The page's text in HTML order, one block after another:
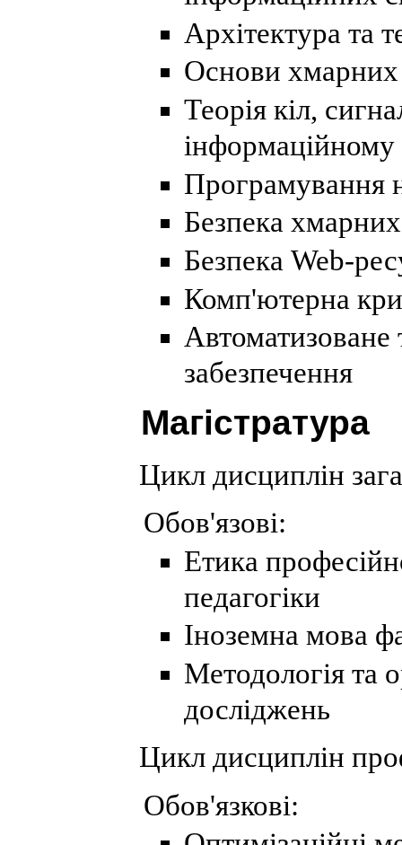
Архітектура та
Основи хмарних
Теорія кіл,
інформаційному
Програмування
Безпека хмарних
Безпека Web-
Комп'ютерна
Автоматизоване
забезпечення
Магістратура
Цикл дисциплін
Обов'язові:
Етика
педагогіки
Іноземна мова
Методологія та
досліджень
Цикл дисциплін
Обов'язкові: